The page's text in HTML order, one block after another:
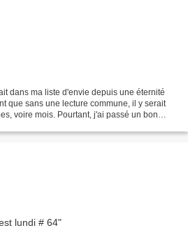
dans ma liste d'envie depuis une éternité
que sans une lecture commune, il y serait
voire mois. Pourtant, j'ai passé un bon